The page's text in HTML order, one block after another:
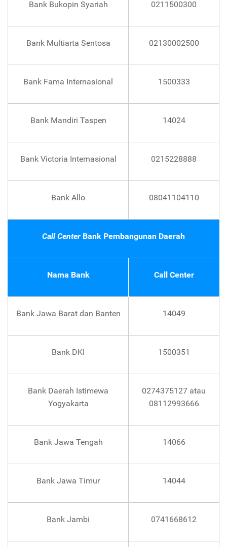
Bank Bukopin Syariah 0211500300
Bank Multiarta Sentosa 02130002500
Bank Fama Internasional 1500333
Bank Mandiri Taspen 14024
Bank Victoria Internasional 0215228888
Bank Allo 08041104110
Call Center Bank Pembangunan Daerah
Nama Bank Call Center
Bank Jawa Barat dan Banten 14049
Bank DKI 1500351
Bank Daerah Istimewa
Yogyakarta
0274375127 atau
08112993666
Bank Jawa Tengah 14066
Bank Jawa Timur 14044
Bank Jambi 0741668612